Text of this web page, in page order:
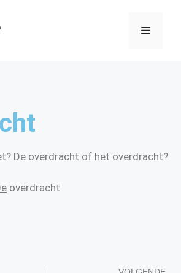
De overdracht of het overdracht?
overdracht